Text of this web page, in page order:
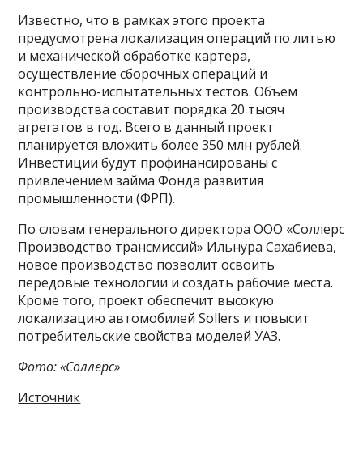
Известно, что в рамках этого проекта
предусмотрена локализация операций по литью
и механической обработке картера,
осуществление сборочных операций и
контрольно-испытательных тестов. Объем
производства составит порядка 20 тысяч
агрегатов в год. Всего в данный проект
планируется вложить более 350 млн рублей.
Инвестиции будут профинансированы с
привлечением займа Фонда развития
промышленности (ФРП).
По словам генерального директора ООО «Соллерс
Производство трансмиссий» Ильнура Сахабиева,
новое производство позволит освоить
передовые технологии и создать рабочие места.
Кроме того, проект обеспечит высокую
локализацию автомобилей Sollers и повысит
потребительские свойства моделей УАЗ.
Фото: «Соллерс»
Источник